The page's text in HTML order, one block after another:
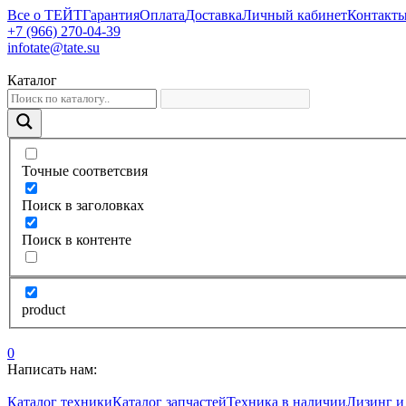
Все о ТЕЙТГарантияОплатаДоставкаЛичный кабинет
+7 (966) 270-04-39
infotate@tate.su
Каталог
Точные соответсвия
Поиск в заголовках
Поиск в контенте
product
0
Написать нам:
Каталог техникиКаталог запчастейТехника в наличииЛизинг